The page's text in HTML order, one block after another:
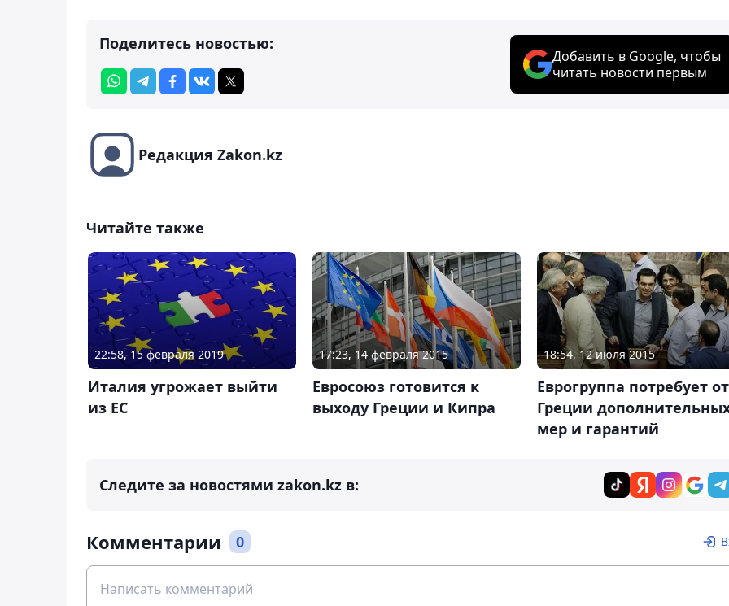
Поделитесь новостью:
Добавить в Google, чтобы
читать новости первым
Редакция Zakon.kz
Читайте также
22:58, 15 февраля 2019
Италия угрожает выйти
из ЕС
17:23, 14 февраля 2015
Евросоюз готовится к
выходу Греции и Кипра
18:54, 12 июля 2015
Еврогруппа потребует от
Греции
мер и гарантий
Следите за новостями zakon.kz в:
Комментарии 0